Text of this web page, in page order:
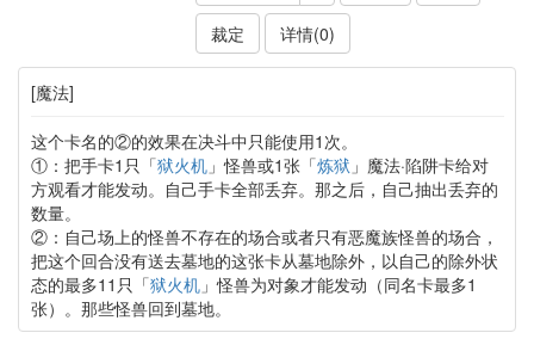
裁定
详情(0)
[魔法]
这个卡名的②的效果在决斗中只能使用1次。
①：把手卡1只「狱火机」怪兽或1张「炼狱 」魔法·陷阱卡给对
方观看才能发动。自己手卡全部丢弃。那之后，自己抽出丢弃的
数量。
②：自己场上的怪兽不存在的场合或者只有恶魔族怪兽的场合，
把这个回合没有送去墓地的这张卡从墓地除外，以自己的除外状
态的最多11只「狱火机」怪兽为对象才能发动（同名卡最多1
张）。那些怪兽回到墓地。